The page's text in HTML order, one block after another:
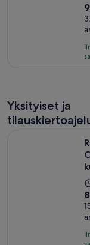
Yksityiset ja